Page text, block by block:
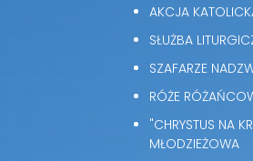
AKCJA
SŁUŻBA
SZAFARZE
RÓŻE
"CHRYSTUS NA
MŁODZIEŻOWA